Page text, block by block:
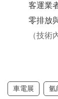
客運業
零排放
（技術
車電展 氫